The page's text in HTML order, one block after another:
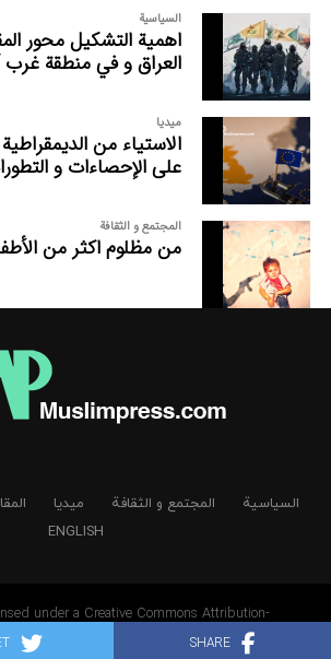
SHARE
السیاسیة
اهمیة التشکیل محور
العراق و في منطقة غرب
میدیا
الاستیاء من
علی الإحصاءات و
المجتمع و الثقافة
من مظلوم اکثر من
السیاسیة المجتمع و الثقافة میدیا
ENGLISH
under a Creative Commons Attribution-
NoDerivatives 4.0 International License